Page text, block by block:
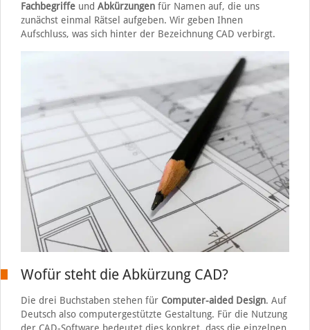
Fachbegriffeund Abkürzungenfür Namen auf, die uns
zunächst einmal Rätsel aufgeben. Wir geben Ihnen
Aufschluss, was sich hinter der Bezeichnung CAD verbirgt.
Wofür steht die Abkürzung CAD?
Die drei Buchstaben stehen für Computer-aided Design. Auf
Deutsch also computergestützte Gestaltung. Für die Nutzung